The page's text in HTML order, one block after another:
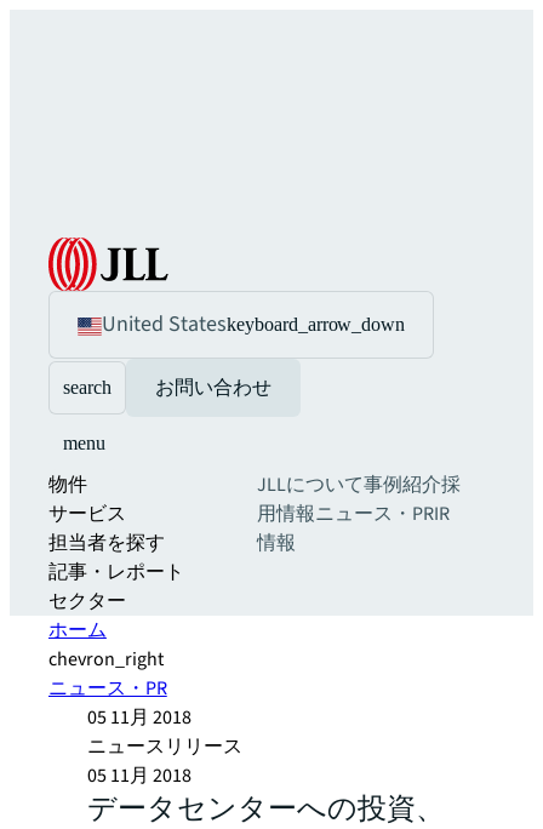
United Stateskeyboard_arrow_down
search お問い合わせ
menu
物件
サービス
担当者を探す
記事・レポート
セクター
JLLについて事例紹介採
用情報ニュース・PRIR
情報
ホーム
chevron_right
ニュース・PR
05 11月 2018
ニュースリリース
05 11月 2018
データセンターへの投資、